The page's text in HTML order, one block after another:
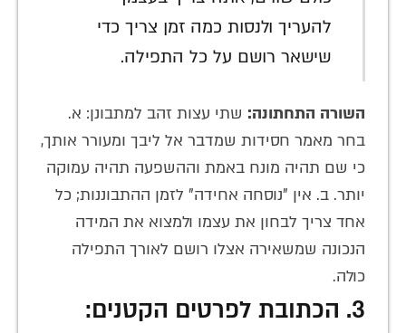
להעריך ולנסות כמה זמן צריך כדי
שישאר רושם על כל התפילה.
השורה התחתונה: שתי עצות זהב למתבונן: א.
בחר מאמר חסידות שמדבר אל ליבך ומעורר אותך,
כי שם תהיה מונח באמת וההשפעה תהיה עמוקה
יותר. ב. אין "נוסחה אחידה" לזמן ההתבוננות; כל
אחד צריך לבחון את עצמו ולמצוא את המידה
הנכונה שמשאירה אצלו רושם לאורך התפילה
כולה.
3. הכתובת לפרטים הקטנים: